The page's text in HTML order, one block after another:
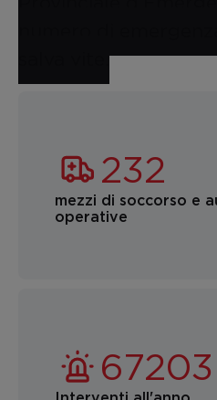
mezzi di soccorso e
operative